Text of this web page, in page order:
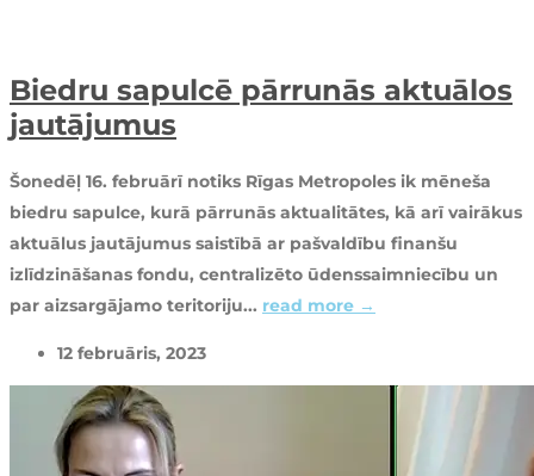
Biedru sapulcē pārrunās aktuālos
jautājumus
Šonedēļ 16. februārī notiks Rīgas Metropoles ik mēneša
biedru sapulce, kurā pārrunās aktualitātes, kā arī vairākus
aktuālus jautājumus saistībā ar pašvaldību finanšu
izlīdzināšanas fondu, centralizēto ūdenssaimniecību un
par aizsargājamo teritoriju... read more →
12 februāris, 2023